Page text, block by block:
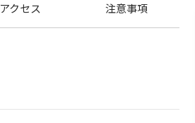
アクセス 注意事項